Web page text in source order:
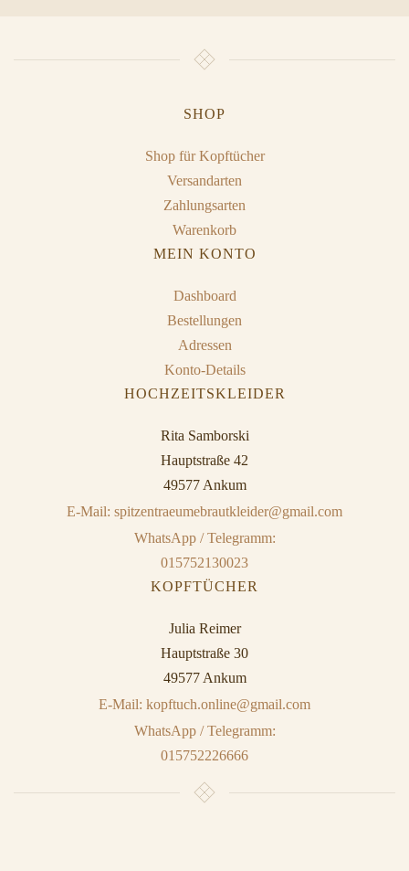
SHOP
Shop für Kopftücher
Versandarten
Zahlungsarten
Warenkorb
MEIN KONTO
Dashboard
Bestellungen
Adressen
Konto-Details
HOCHZEITSKLEIDER
Rita Samborski
Hauptstraße 42
49577 Ankum
E-Mail: spitzentraeumebrautkleider@gmail.com
WhatsApp / Telegramm:
015752130023
KOPFTÜCHER
Julia Reimer
Hauptstraße 30
49577 Ankum
E-Mail: kopftuch.online@gmail.com
WhatsApp / Telegramm:
015752226666